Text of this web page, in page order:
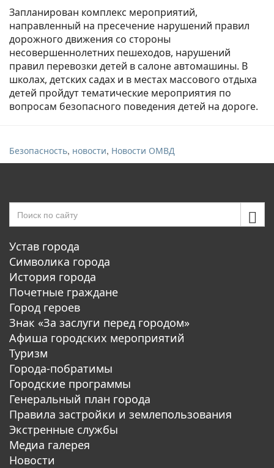
Запланирован комплекс мероприятий,
направленный на пресечение нарушений правил
дорожного движения со стороны
несовершеннолетних пешеходов, нарушений
правил перевозки детей в салоне автомашины. В
школах, детских садах и в местах массового отдыха
детей пройдут тематические мероприятия по
вопросам безопасного поведения детей на дороге.
Безопасность, новости, Новости ОМВД
Устав города
Символика города
История города
Почетные граждане
Город героев
Знак «За заслуги перед городом»
Афиша городских мероприятий
Туризм
Города-побратимы
Городские программы
Генеральный план города
Правила застройки и землепользования
Экстренные службы
Медиа галерея
Новости